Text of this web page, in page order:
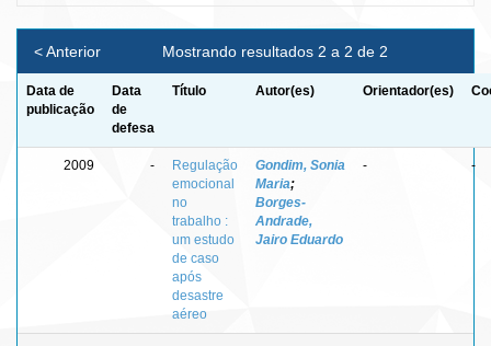
Mostrando resultados 2 a 2 de 2
< Anterior
Data de
publicação
Data
de
defesa
Título Autor(es) Orientador(es)
2009 -
Regulação
emocional
no
trabalho :
um estudo
de caso
após
desastre
aéreo
Gondim, Sonia
Maria;
Borges-
Andrade,
Jairo Eduardo
- -